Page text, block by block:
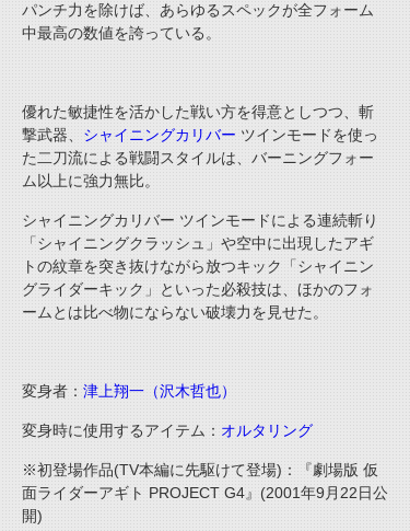
パンチ力を除けば、あらゆるスペックが全フォーム
中最高の数値を誇っている。
優れた敏捷性を活かした戦い方を得意としつつ、斬
撃武器、 シャイニングカリバー ツインモードを使っ
た二刀流による戦闘スタイルは、バーニングフォー
ム以上に強力無比。
シャイニングカリバー ツインモードによる連続斬り
「シャイニングクラッシュ」や空中に出現したアギ
トの紋章を突き抜けながら放つキック「シャイニン
グライダーキック」といった必殺技は、ほかのフォ
ームとは比べ物にならない破壊力を見せた。
変身者： 津上翔一（沢木哲也）
変身時に使用するアイテム： オルタリング
※初登場作品(TV本編に先駆けて登場)：『劇場版 仮
面ライダーアギト PROJECT G4』(2001年9月22日公
開)